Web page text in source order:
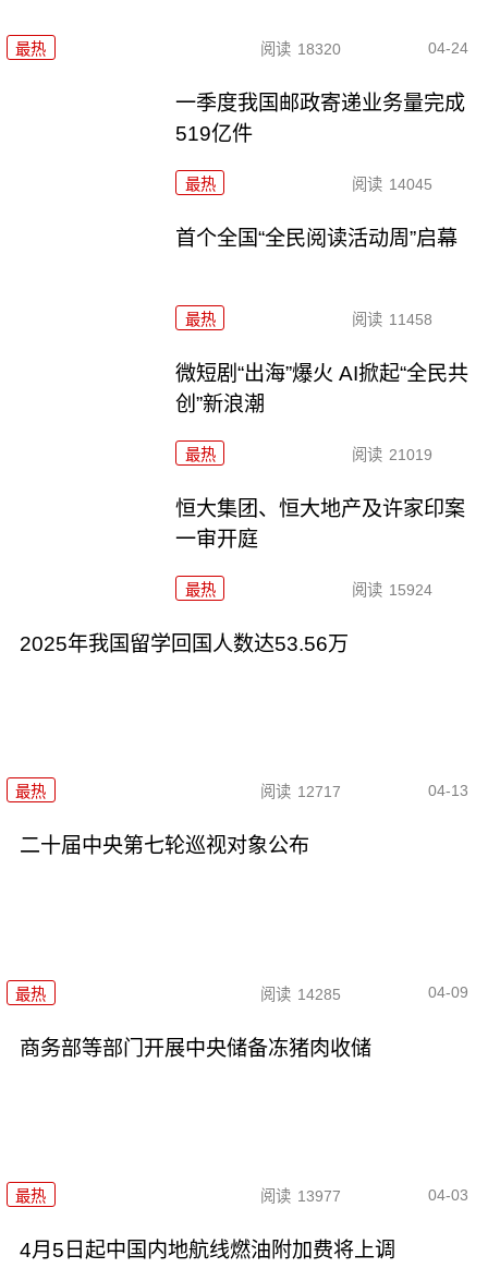
最热 阅读 18320 04-24
一季度我国邮政寄递业务量完成
519亿件
最热 阅读 14045
首个全国“全民阅读活动周”启幕
最热 阅读 11458
微短剧“出海”爆火 AI掀起“全民共
创”新浪潮
最热 阅读 21019
恒大集团、恒大地产及许家印案
一审开庭
最热 阅读 15924
2025年我国留学回国人数达53.56万
最热 阅读 12717 04-13
二十届中央第七轮巡视对象公布
最热 阅读 14285 04-09
商务部等部门开展中央储备冻猪肉收储
最热 阅读 13977 04-03
4月5日起中国内地航线燃油附加费将上调